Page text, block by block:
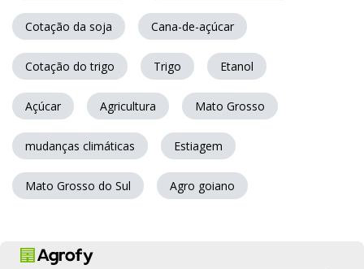
Cotação da soja Cana-de-açúcar
Cotação do trigo Trigo Etanol
Açúcar Agricultura Mato Grosso
mudanças climáticas Estiagem
Mato Grosso do Sul Agro goiano